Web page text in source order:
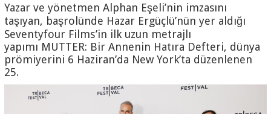
Yazar ve yönetmen Alphan Eşeli’nin imzasını
taşıyan, başrolünde Hazar Ergüçlü’nün yer aldığı
Seventyfour Films’in ilk uzun metrajlı
yapımı MUTTER: Bir Annenin Hatıra Defteri, dünya
prömiyerini 6 Haziran’da New York’ta düzenlenen
25.